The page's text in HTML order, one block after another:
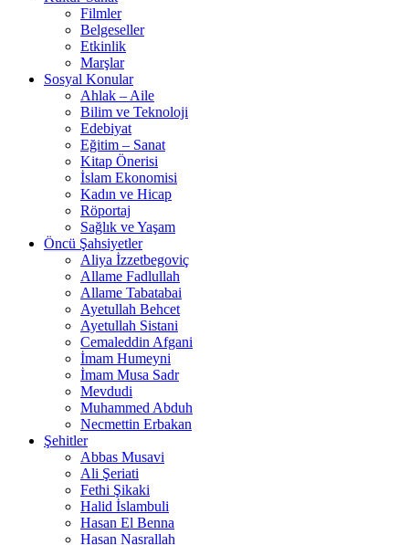
Filmler
Belgeseller
Etkinlik
Marşlar
Sosyal Konular
Ahlak – Aile
Bilim ve Teknoloji
Edebiyat
Eğitim – Sanat
Kitap Önerisi
İslam Ekonomisi
Kadın ve Hicap
Röportaj
Sağlık ve Yaşam
Öncü Şahsiyetler
Aliya İzzetbegoviç
Allame Fadlullah
Allame Tabatabai
Ayetullah Behcet
Ayetullah Sistani
Cemaleddin Afgani
İmam Humeyni
İmam Musa Sadr
Mevdudi
Muhammed Abduh
Necmettin Erbakan
Şehitler
Abbas Musavi
Ali Şeriati
Fethi Şikaki
Halid İslambuli
Hasan El Benna
Hasan Nasrallah